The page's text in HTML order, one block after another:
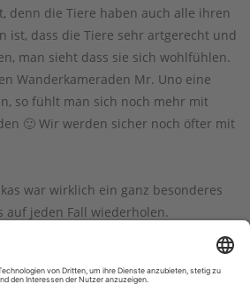
denn die Tiere haben auch alle ihren
ist, dass die Tiere sehr artgerecht und
man sieht dass sie sich wohlfühlen.
Wanderkameraden Mr. Uno eine
so fühlt man sich noch mehr mit
🙂 Wir werden sicher noch öfter mit
war wirklich ein ganz besonderes
auf jeden Fall wiederholen.